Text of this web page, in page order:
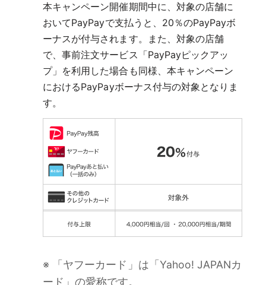
本キャンペーン開催期間中に、対象の店舗に
おいてPayPayで支払うと、20％のPayPayボ
ーナスが付与されます。また、対象の店舗
で、事前注文サービス「PayPayピックアッ
プ」を利用した場合も同様、本キャンペーン
におけるPayPayボーナス付与の対象となりま
す。
※ 「ヤフーカード」は「Yahoo! JAPANカ
ード」の愛称です。